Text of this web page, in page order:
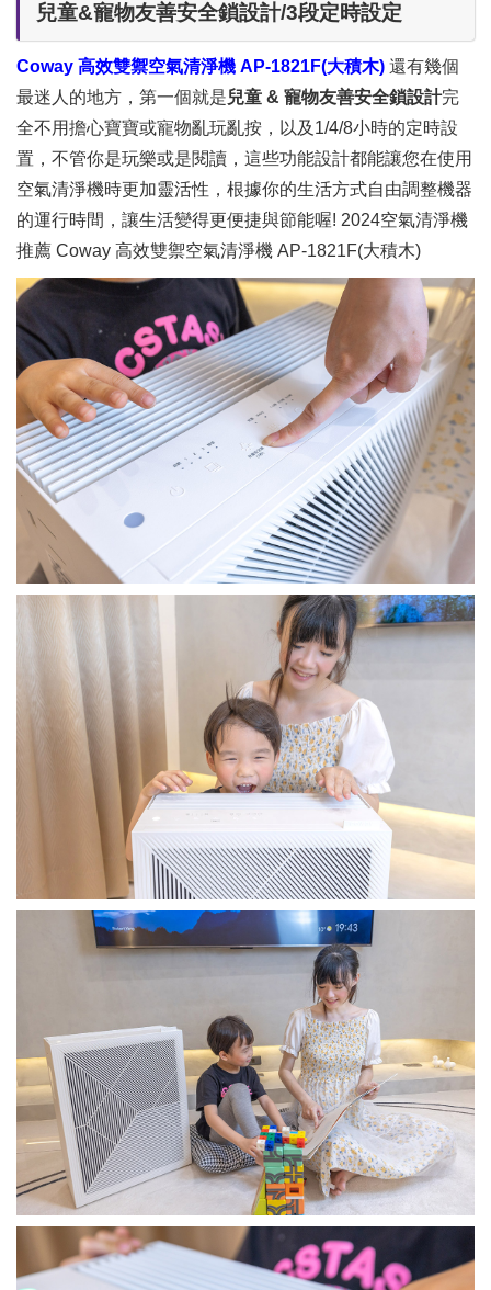
兒童&寵物友善安全鎖設計/3段定時設定
Coway 高效雙禦空氣清淨機 AP-1821F(大積木) 還有幾個
最迷人的地方，第一個就是兒童 & 寵物友善安全鎖設計完
全不用擔心寶寶或寵物亂玩亂按，以及1/4/8小時的定時設
置，不管你是玩樂或是閱讀，這些功能設計都能讓您在使用
空氣清淨機時更加靈活性，根據你的生活方式自由調整機器
的運行時間，讓生活變得更便捷與節能喔! 2024空氣清淨機
推薦 Coway 高效雙禦空氣清淨機 AP-1821F(大積木)